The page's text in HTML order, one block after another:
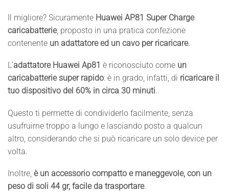
Il migliore? Sicuramente Huawei AP81 Super Charge
caricabatterie, proposto in una pratica confezione
contenente un adattatore ed un cavo per ricaricare.
L’adattatore Huawei Ap81 è riconosciuto come un
caricabatterie super rapido: è in grado, infatti, di ricaricare il
tuo dispositivo del 60% in circa 30 minuti.
Questo ti permette di condividerlo facilmente, senza
usufruirne troppo a lungo e lasciando posto a qualcun
altro, considerando che si può ricaricare un solo device per
volta.
Inoltre, è un accessorio compatto e maneggevole, con un
peso di soli 44 gr, facile da trasportare.